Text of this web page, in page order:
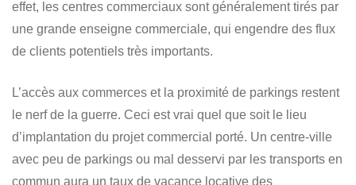
effet, les centres commerciaux sont généralement tirés par
une grande enseigne commerciale, qui engendre des flux
de clients potentiels très importants.
L’accès aux commerces et la proximité de parkings restent
le nerf de la guerre. Ceci est vrai quel que soit le lieu
d’implantation du projet commercial porté. Un centre-ville
avec peu de parkings ou mal desservi par les transports en
commun aura un taux de vacance locative des